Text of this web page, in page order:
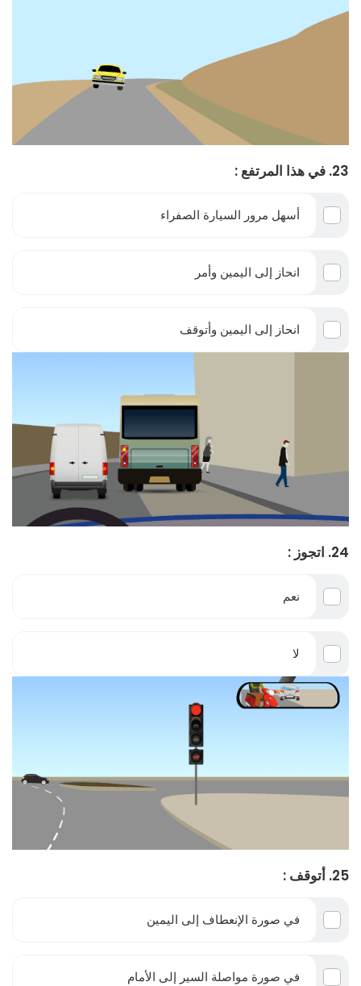
23. في هذا المرتفع :
أسهل مرور السيارة الصفراء
انحاز إلى اليمين وأمر
انحاز إلى اليمين وأتوقف
24. اتجوز :
نعم
لا
25. أتوقف :
في صورة الإنعطاف إلى اليمين
في صورة مواصلة السير إلى الأمام